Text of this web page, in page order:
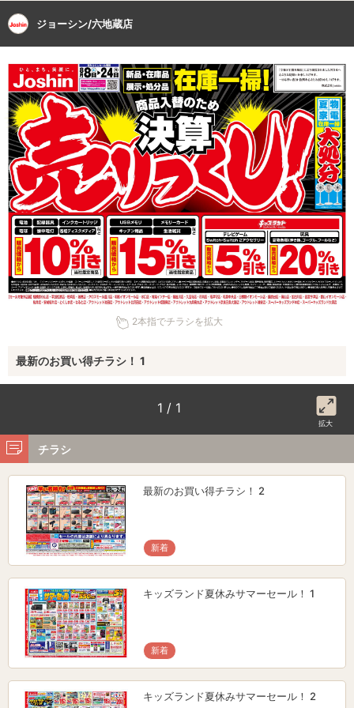
ジョーシン/六地蔵店
2本指でチラシを拡大
最新のお買い得チラシ！ 1
1 / 1
拡大
チラシ
最新のお買い得チラシ！ 2
新着
キッズランド夏休みサマーセール！ 1
新着
キッズランド夏休みサマーセール！ 2